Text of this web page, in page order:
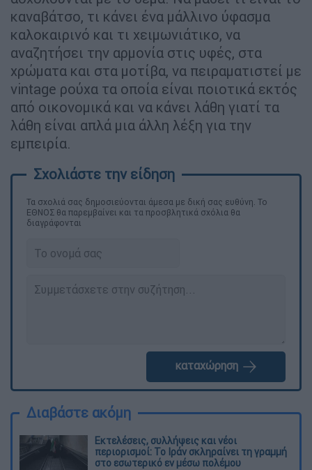
καναβάτσο, τι κάνει ένα μάλλινο ύφασμα
καλοκαιρινό και τι χειμωνιάτικο, να
αναζητήσει την αρμονία στις υφές, στα
χρώματα και στα μοτίβα, να πειραματιστεί με
vintage ρούχα τα οποία είναι ποιοτικά εκτός
από οικονομικά και να κάνει λάθη γιατί τα
λάθη είναι απλά μια άλλη λέξη για την
εμπειρία.
Τα σχολιά σας δημοσιεύονται άμεσα με δική σας ευθύνη. Το
ΕΘΝΟΣ θα παρεμβαίνει και τα προσβλητικά σχόλια θα
διαγράφονται
καταχώρηση
Διαβάστε ακόμη
Εκτελέσεις, συλλήψεις και νέοι
περιορισμοί: Το Ιράν σκληραίνει τη γραμμή
στο εσωτερικό εν μέσω πολέμου